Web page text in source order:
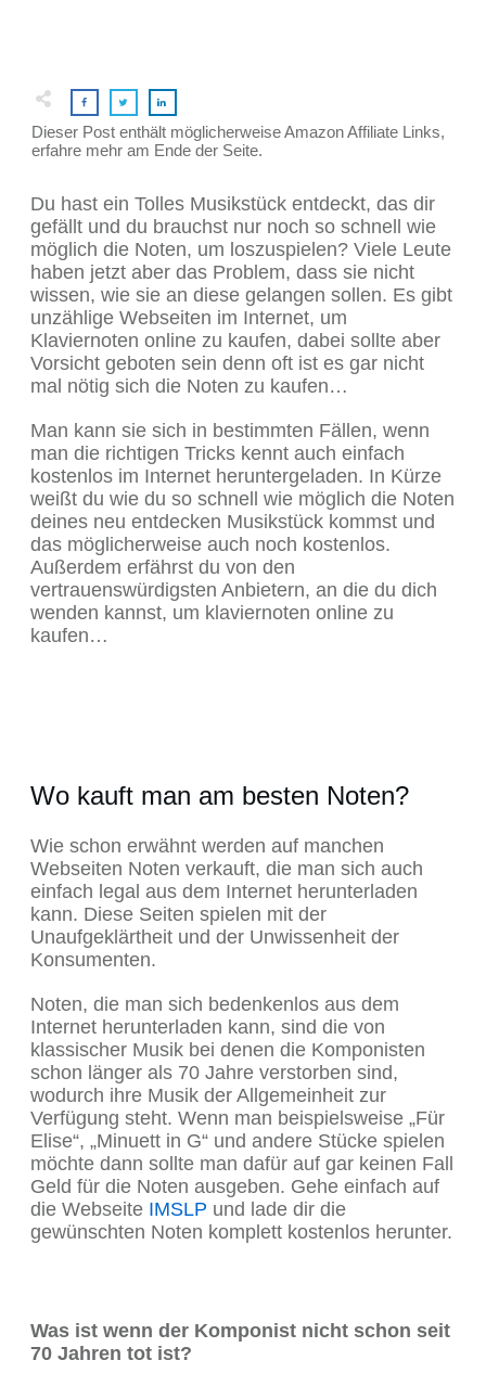
Dieser Post enthält möglicherweise Amazon Affiliate Links,
erfahre mehr am Ende der Seite.
Du hast ein Tolles Musikstück entdeckt, das dir
gefällt und du brauchst nur noch so schnell wie
möglich die Noten, um loszuspielen? Viele Leute
haben jetzt aber das Problem, dass sie nicht
wissen, wie sie an diese gelangen sollen. Es gibt
unzählige Webseiten im Internet, um
Klaviernoten online zu kaufen, dabei sollte aber
Vorsicht geboten sein denn oft ist es gar nicht
mal nötig sich die Noten zu kaufen…
Man kann sie sich in bestimmten Fällen, wenn
man die richtigen Tricks kennt auch einfach
kostenlos im Internet heruntergeladen. In Kürze
weißt du wie du so schnell wie möglich die Noten
deines neu entdecken Musikstück kommst und
das möglicherweise auch noch kostenlos.
Außerdem erfährst du von den
vertrauenswürdigsten Anbietern, an die du dich
wenden kannst, um klaviernoten online zu
kaufen…
Wo kauft man am besten Noten?
Wie schon erwähnt werden auf manchen
Webseiten Noten verkauft, die man sich auch
einfach legal aus dem Internet herunterladen
kann. Diese Seiten spielen mit der
Unaufgeklärtheit und der Unwissenheit der
Konsumenten.
Noten, die man sich bedenkenlos aus dem
Internet herunterladen kann, sind die von
klassischer Musik bei denen die Komponisten
schon länger als 70 Jahre verstorben sind,
wodurch ihre Musik der Allgemeinheit zur
Verfügung steht. Wenn man beispielsweise „Für
Elise“, „Minuett in G“ und andere Stücke spielen
möchte dann sollte man dafür auf gar keinen Fall
Geld für die Noten ausgeben. Gehe einfach auf
die Webseite IMSLP und lade dir die
gewünschten Noten komplett kostenlos herunter.
Was ist wenn der Komponist nicht schon seit
70 Jahren tot ist?